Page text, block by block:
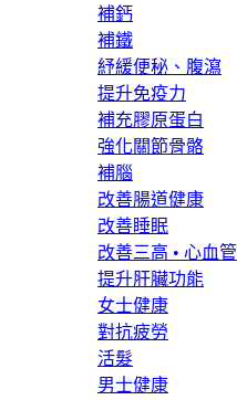
補鈣
補鐵
紓緩便秘、腹瀉
提升免疫力
補充膠原蛋白
強化關節骨骼
補腦
改善腸道健康
改善睡眠
改善三高 • 心血管
提升肝臟功能
女士健康
對抗疲勞
活髮
男士健康